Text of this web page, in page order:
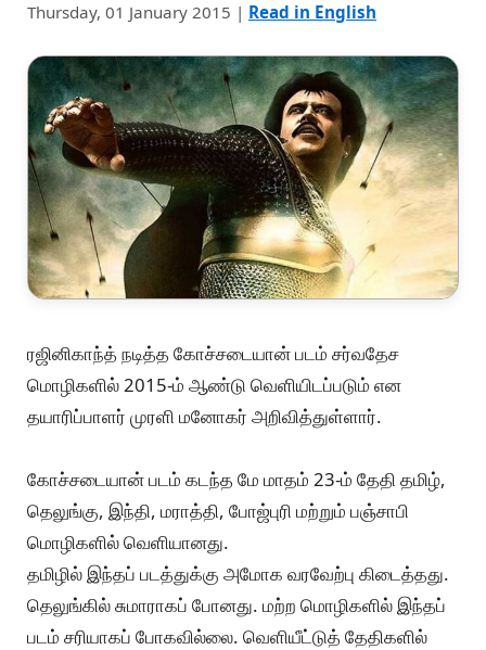
Thursday, 01 January 2015 | Read in English
ரஜினிகாந்த் நடித்த கோச்சடையான் படம் சர்வதேச
மொழிகளில் 2015-ம் ஆண்டு வெளியிடப்படும் என
தயாரிப்பாளர் முரளி மனோகர் அறிவித்துள்ளார்.
கோச்சடையான் படம் கடந்த மே மாதம் 23-ம் தேதி தமிழ்,
தெலுங்கு, இந்தி, மராத்தி, போஜ்புரி மற்றும் பஞ்சாபி
மொழிகளில் வெளியானது.
தமிழில் இந்தப் படத்துக்கு அமோக வரவேற்பு கிடைத்தது.
தெலுங்கில் சுமாராகப் போனது. மற்ற மொழிகளில் இந்தப்
படம் சரியாகப் போகவில்லை. வெளியீட்டுத் தேதிகளில்